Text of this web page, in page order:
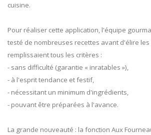
cuisine.
Pour réaliser cette application, l'équipe
testé de nombreuses recettes avant d'élire les
remplissaient tous les critères :
- sans difficulté (garantie « inratables »),
- à l'esprit tendance et festif,
- nécessitant un minimum d'ingrédients,
- pouvant être préparées à l'avance.
La grande nouveauté : la fonction Aux